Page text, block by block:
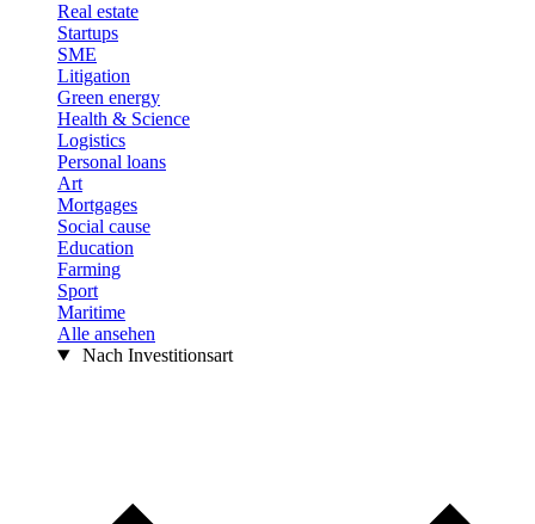
Real estate
Startups
SME
Litigation
Green energy
Health & Science
Logistics
Personal loans
Art
Mortgages
Social cause
Education
Farming
Sport
Maritime
Alle ansehen
Nach Investitionsart